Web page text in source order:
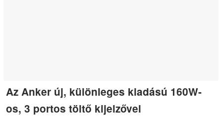
Az Anker új, különleges kiadású 160W-
os, 3 portos töltő kijelzővel